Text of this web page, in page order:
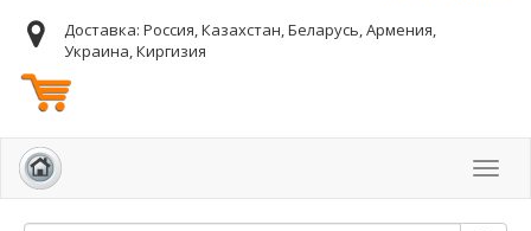
Доставка: Россия, Казахстан, Беларусь, Армения,
Украина, Киргизия